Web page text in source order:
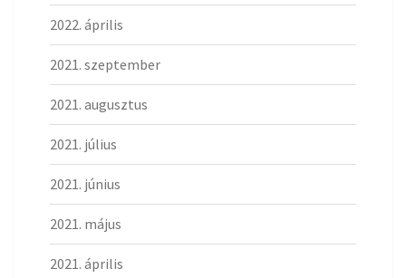
2022. április
2021. szeptember
2021. augusztus
2021. július
2021. június
2021. május
2021. április